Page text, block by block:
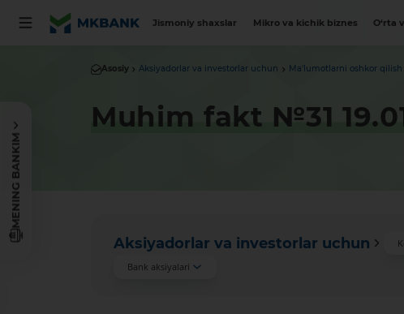
Jismoniy shaxslar Mikro va kichik biznes O‘rta
MENING BANKIM
Asosiy Aksiyadorlar va investorlar uchun Ma'lumotlarni oshkor qilish
Muhim fakt №31
Aksiyadorlar va investorlar uchun
Bank aksiyalari